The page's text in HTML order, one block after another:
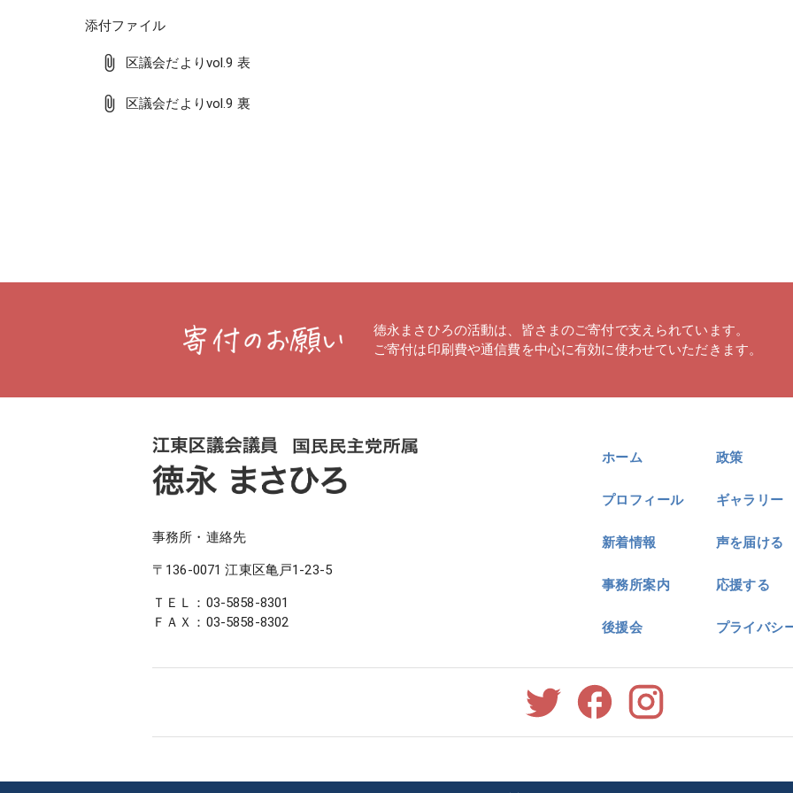
添付ファイル
区議会だよりvol.9 表
区議会だよりvol.9 裏
徳永まさひろの活動は、皆さまのご寄付で支えられています。
ご寄付は印刷費や通信費を中心に有効に使わせていただきます。
事務所・連絡先
〒136-0071 江東区亀戸1-23-5
ＴＥＬ： 03-5858-8301
ＦＡＸ：03-5858-8302
ホーム
プロフィール
新着情報
事務所案内
後援会
政策
ギャラリー
声を届ける
応援する
プライバシ